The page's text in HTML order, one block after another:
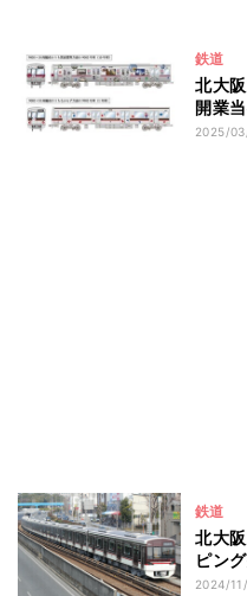
鉄道
北大
開業
2025/
鉄道
北大
ピン
2024/